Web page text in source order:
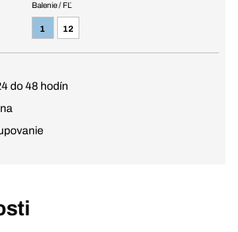
Balenie / FĽ
1 12
do 48 hodín